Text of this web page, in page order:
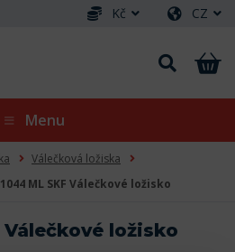
Kč CZ
Menu
Válečková ložiska
ML SKF Válečkové ložisko
Válečkové ložisko